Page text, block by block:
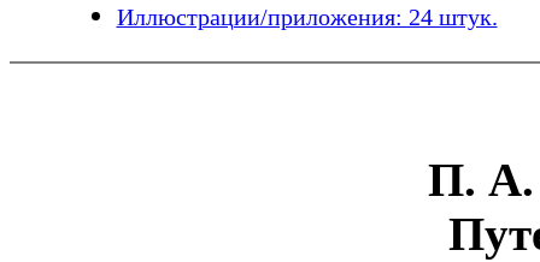
Иллюстрации/приложения: 24 штук.
П. А.